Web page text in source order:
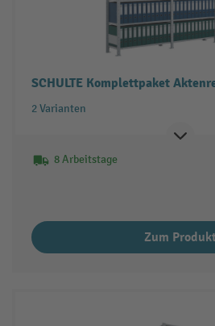
SCHULTE Komplettpaket
2 Varianten
8 Arbeitstage
Zum